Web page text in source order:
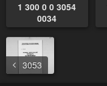
1 300 0 0 3054
0034
3053